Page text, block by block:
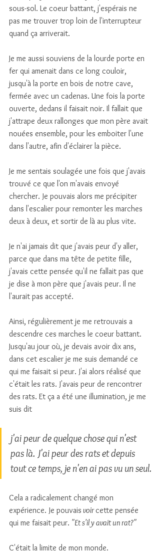
sous-sol. Le coeur battant, j'espérais ne
pas me trouver trop loin de l'interrupteur
quand ça arriverait.
Je me aussi souviens de la lourde porte en
fer qui amenait dans ce long couloir,
jusqu'à la porte en bois de notre cave,
fermée avec un cadenas. Une fois la porte
ouverte, dedans il faisait noir. Il fallait que
j'attrape deux rallonges que mon père avait
nouées ensemble, pour les emboiter l'une
dans l'autre, afin d'éclairer la pièce.
Je me sentais soulagée une fois que j'avais
trouvé ce que l'on m'avais envoyé
chercher. Je pouvais alors me précipiter
dans l'escalier pour remonter les marches
deux à deux, et sortir de là au plus vite.
Je n'ai jamais dit que j'avais peur d'y aller,
parce que dans ma tête de petite fille,
j'avais cette pensée qu'il ne fallait pas que
je dise à mon père que j'avais peur. Il ne
l'aurait pas accepté.
Ainsi, régulièrement je me retrouvais a
descendre ces marches le coeur battant.
Jusqu'au jour où, je devais avoir dix ans,
dans cet escalier je me suis demandé ce
qui me faisait si peur. J'ai alors réalisé que
c'était les rats. J'avais peur de rencontrer
des rats. Et ça a été une illumination, je me
suis dit
j'ai peur de quelque chose qui n'est
pas là. J'ai peur des rats et depuis
tout ce temps, je n'en ai pas vu un seul.
Cela a radicalement changé mon
expérience. Je pouvais voir cette pensée
qui me faisait peur. "Et s'il y avait un rat?"
C'était la limite de mon monde.